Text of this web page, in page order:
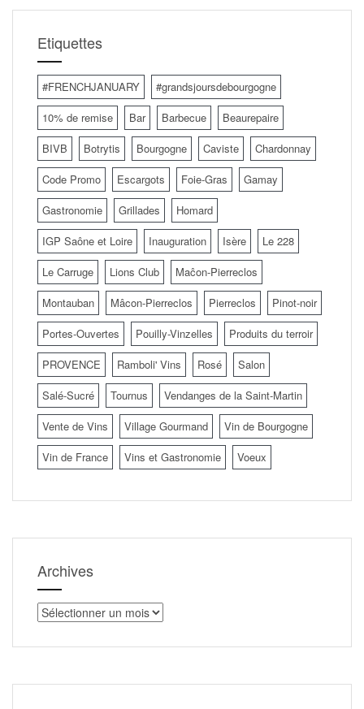
Etiquettes
#FRENCHJANUARY
#grandsjoursdebourgogne
10% de remise
Bar Barbecue
Beaurepaire
BIVB
Botrytis Bourgogne Caviste
Chardonnay
Code Promo
Escargots Foie-Gras
Gamay
Gastronomie
Grillades
Homard
IGP Saône et Loire
Inauguration Isère
Le 228
Le Carruge
Lions Club
Maĉon-Pierreclos
Montauban
Mâcon-Pierreclos Pierreclos
Pinot-noir
Portes-Ouvertes
Pouilly-Vinzelles
Produits du terroir
PROVENCE
Ramboli' Vins Rosé
Salon
Salé-Sucré
Tournus
Vendanges de la Saint-Martin
Vente de Vins
Village Gourmand
Vin de Bourgogne
Vin de France
Vins et Gastronomie Voeux
Archives
Archives